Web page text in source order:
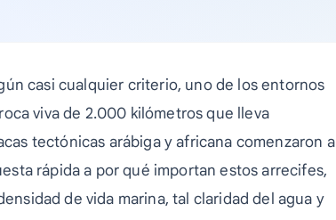
casi cualquier criterio, uno de los entornos
viva de 2.000 kilómetros que lleva
tectónicas arábiga y africana comenzaron a
rápida a por qué importan estos arrecifes,
de vida marina, tal claridad del agua y